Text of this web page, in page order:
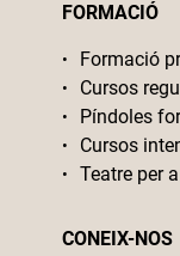
FORMACIÓ
Formació
Cursos
Píndoles
Cursos
Teatre per
CONEIX-NOS